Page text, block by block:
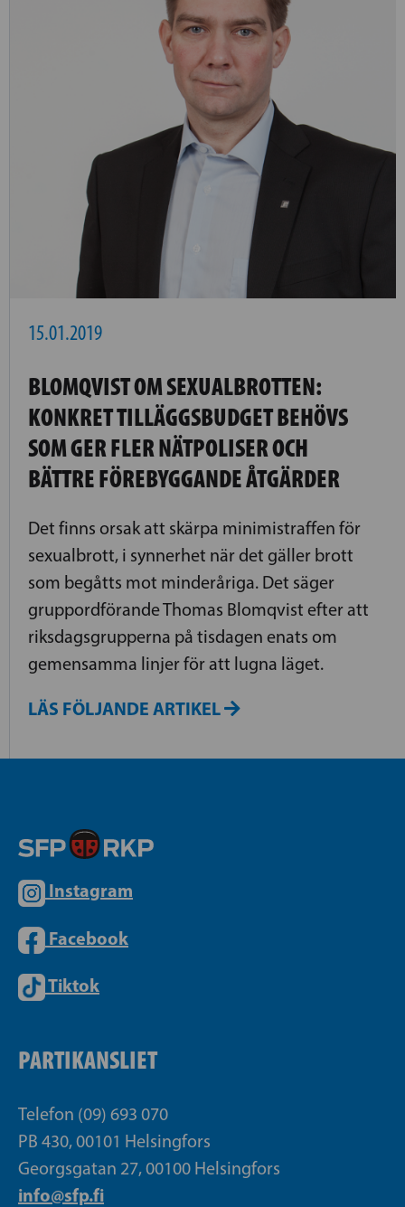
15.01.2019
BLOMQVIST OM SEXUALBROTTEN:
KONKRET TILLÄGGSBUDGET BEHÖVS
SOM GER FLER NÄTPOLISER OCH
BÄTTRE FÖREBYGGANDE ÅTGÄRDER
Det finns orsak att skärpa minimistraffen för
sexualbrott, i synnerhet när det gäller brott
som begåtts mot minderåriga. Det säger
gruppordförande Thomas Blomqvist efter att
riksdagsgrupperna på tisdagen enats om
gemensamma linjer för att lugna läget.
LÄS FÖLJANDE ARTIKEL
Instagram
Facebook
Tiktok
PARTIKANSLIET
Telefon (09) 693 070
PB 430, 00101 Helsingfors
Georgsgatan 27, 00100 Helsingfors
info@sfp.fi